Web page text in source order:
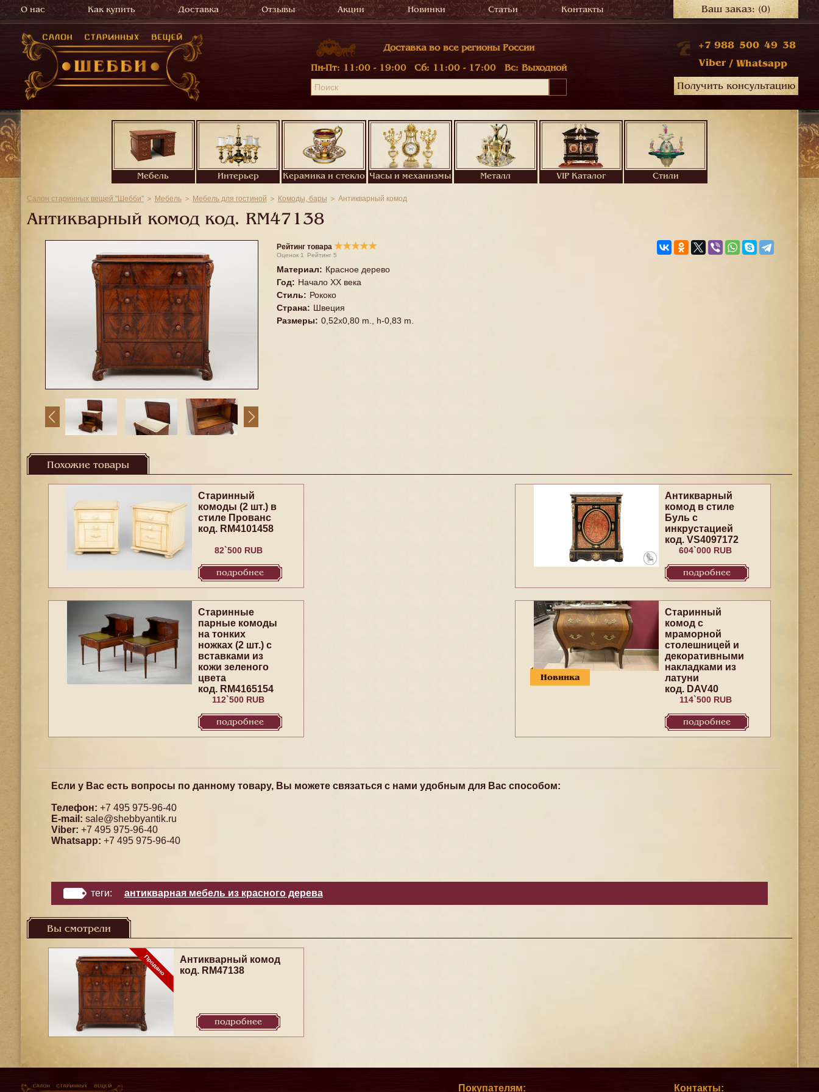
О нас Как купить Доставка Отзывы Акции Новинки Статьи Контакты Ваш заказ:(0)
Доставка во все регионы России
Пн-Пт: 11:00 - 19:00 Сб: 11:00 - 17:00 Вс: Выходной
+7 988 500 49 38
Viber / Whatsapp
Получить консультацию
Мебель Интерьер Керамика и стекло Часы и механизмы Металл VIP Каталог Стили
Салон старинных вещей "Шебби" Мебель Мебель для гостиной Комоды, бары Антикварный комод
Антикварный комод код. RM47138
Рейтинг товара ★★★★★
Оценок 1 Рейтинг 5
Материал: Красное дерево
Год: Начало XX века
Стиль: Рококо
Страна: Швеция
Размеры: 0,52x0,80 m., h-0,83 m.
Похожие товары
Старинный
комоды (2 шт.) в
стиле Прованс
код. RM4101458
82`500 RUB
подробнее
Антикварный
комод в стиле
Буль с
инкрустацией
код. VS4097172
604`000 RUB
подробнее
Старинные
парные комоды
на тонких
ножках (2 шт.) с
вставками из
кожи зеленого
цвета
код. RM4165154
112`500 RUB
подробнее
Новинка
Cтаринный
комод с
мраморной
столешницей и
декоративными
накладками из
латуни
код. DAV40
114`500 RUB
подробнее
Если у Вас есть вопросы по данному товару, Вы можете связаться с нами удобным для Вас способом:
Телефон: +7 495 975-96-40
E-mail: sale@shebbyantik.ru
Viber: +7 495 975-96-40
Whatsapp: +7 495 975-96-40
теги: антикварная мебель из красного дерева
Вы смотрели
Антикварный комод
код. RM47138
подробнее
Покупателям: Контакты: